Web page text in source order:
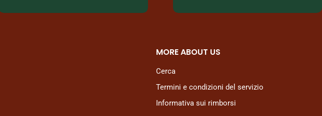
MORE ABOUT US
Cerca
Termini e condizioni del servizio
Informativa sui rimborsi